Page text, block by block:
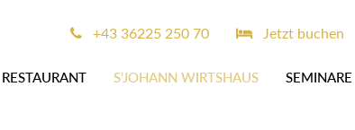
RESTAURANT S'JOHANN WIRTSHAUS SEMINARE
+43 36225 250 70 Jetzt buchen